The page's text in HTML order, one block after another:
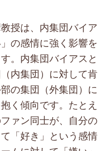
教授は、内集団バイア
の感情に強く影響を
。内集団バイアスと
内集団）に対して肯
の集団（外集団）に
く傾向です。たとえ
ァン同士が、自分の
「好き」という感情